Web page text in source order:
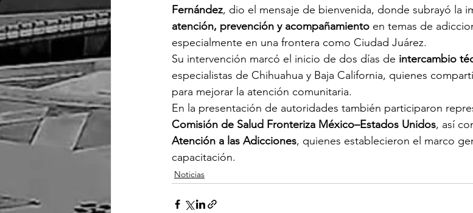
Fernández, dio el mensaje de bienvenida, donde subrayó la
atención, prevención y acompañamiento en temas de
especialmente en una frontera como Ciudad Juárez.
Su intervención marcó el inicio de dos días de intercambio
especialistas de Chihuahua y Baja California, quienes
para mejorar la atención comunitaria.
En la presentación de autoridades también participaron
Comisión de Salud Fronteriza México–Estados Unidos, así
Atención a las Adicciones, quienes establecieron el marco
capacitación.
Noticias